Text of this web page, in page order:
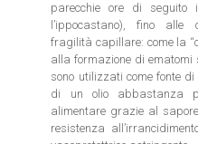
parecchie ore di seguito
l’ippocastano), fino alle
fragilità capillare: come la
alla formazione di
sono utilizzati come fonte
di un olio abbastanza
alimentare grazie al
resistenza